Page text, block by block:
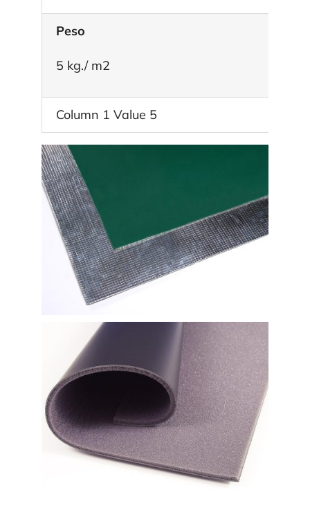
Peso
5 kg./ m2
Column 1 Value 5